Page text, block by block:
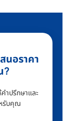
นอราคา
?
ำปรึกษาและ
รับคุณ